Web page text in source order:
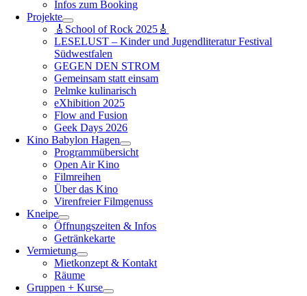
Infos zum Booking
Projekte
🎸School of Rock 2025🎸
LESELUST – Kinder und Jugendliteratur Festival
Südwestfalen
GEGEN DEN STROM
Gemeinsam statt einsam
Pelmke kulinarisch
eXhibition 2025
Flow and Fusion
Geek Days 2026
Kino Babylon Hagen
Programmübersicht
Open Air Kino
Filmreihen
Über das Kino
Virenfreier Filmgenuss
Kneipe
Öffnungszeiten & Infos
Getränkekarte
Vermietung
Mietkonzept & Kontakt
Räume
Gruppen + Kurse